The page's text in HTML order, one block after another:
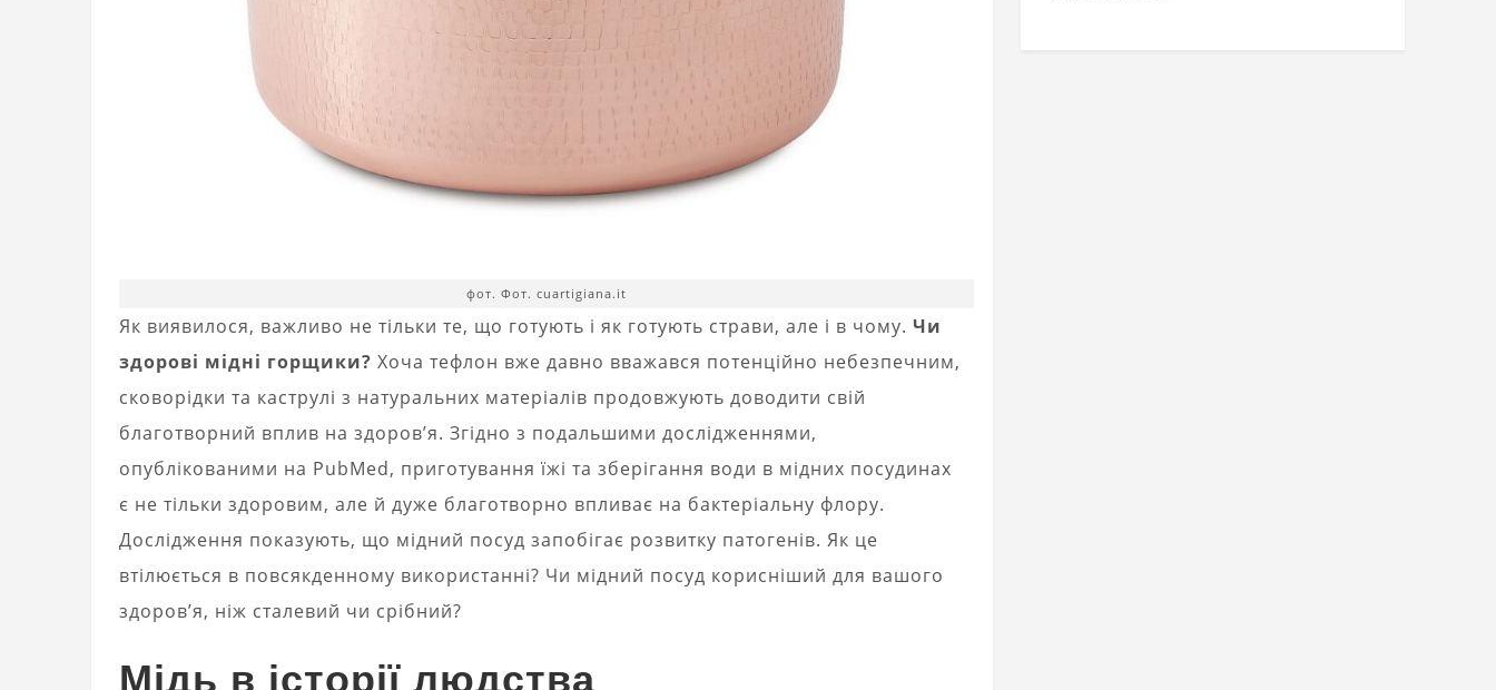
фот. Фот. cuartigiana.it
Як виявилося, важливо не тільки те, що готують і як готують страви, але і в чому. Чи
здорові мідні горщики? Хоча тефлон вже давно вважався потенційно небезпечним,
сковорідки та каструлі з натуральних матеріалів продовжують доводити свій
благотворний вплив на здоров’я. Згідно з подальшими дослідженнями,
опублікованими на PubMed, приготування їжі та зберігання води в мідних посудинах
є не тільки здоровим, але й дуже благотворно впливає на бактеріальну флору.
Дослідження показують, що мідний посуд запобігає розвитку патогенів. Як це
втілюється в повсякденному використанні? Чи мідний посуд корисніший для вашого
здоров’я, ніж сталевий чи срібний?
Мідь в історії людства